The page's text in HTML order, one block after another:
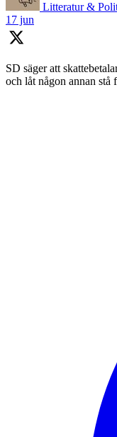
Litteratur &
17 jun
SD säger att
och låt någon annan stå